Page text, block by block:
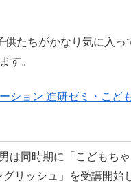
供たちがかなり気に入っ
す。
は同時期に「こどもち
グリッシュ」を受講開始